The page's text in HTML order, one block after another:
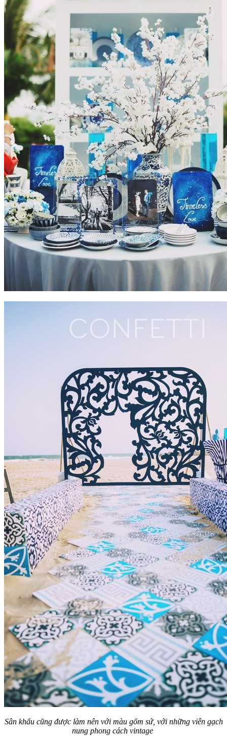
Sân khấu cũng được làm nên với màu gốm sứ, với những viên gạch
nung phong cách vintage